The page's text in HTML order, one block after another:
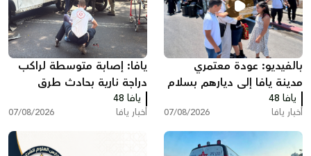
بالفيديو: عودة معتمري
مدينة يافا إلى ديارهم بسلام
بعد أداء مناسك العمرة
يافا 48
أخبار يافا 07/08/2026
يافا: إصابة متوسطة لراكب
دراجة نارية بحادث طرق
يافا 48
أخبار يافا 07/08/2026